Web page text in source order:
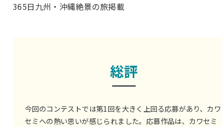
365日九州・沖縄絶景の旅掲載
総評
今回のコンテストでは第1回を大きく上回る応募があり、カワ
セミへの熱い思いが感じられました。応募作品は、カワセミ